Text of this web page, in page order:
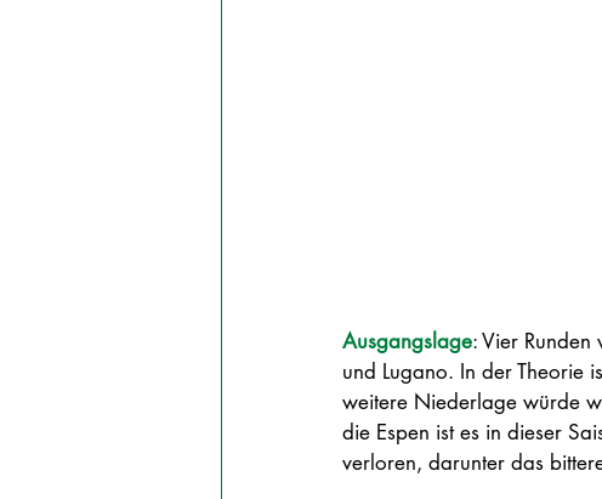
Ausgangslage: Vier Runden
und Lugano. In der Theorie
weitere Niederlage würde
die Espen ist es in dieser
verloren, darunter das